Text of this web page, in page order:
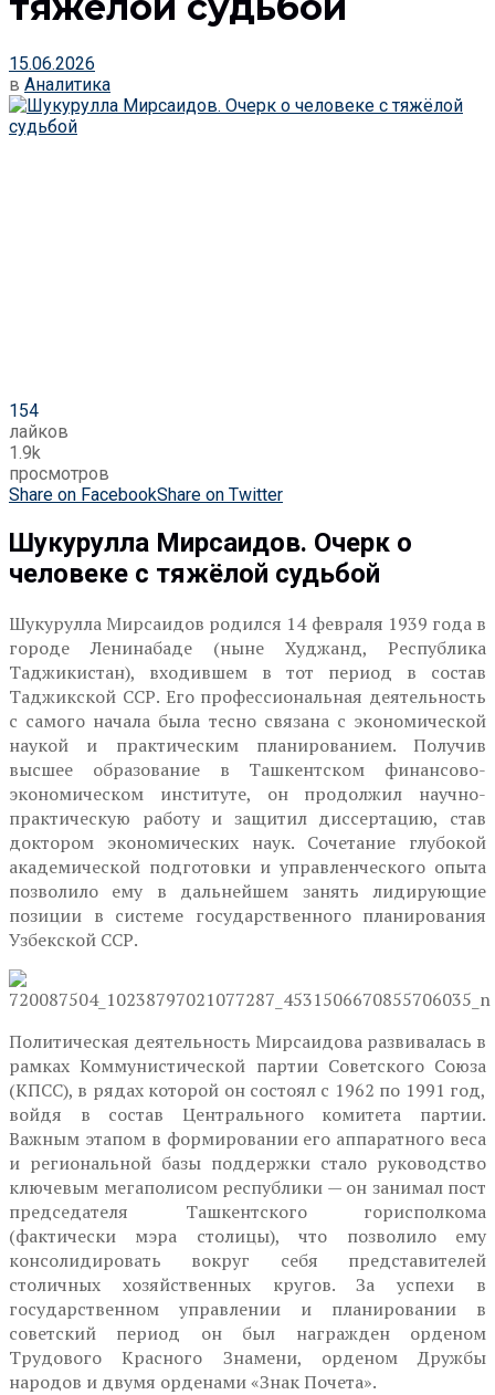
15.06.2026
в Аналитика
154
лайков
1.9k
просмотров
Share on FacebookShare on Twitter
Шукурулла Мирсаидов. Очерк о
человеке с тяжёлой судьбой
Шукурулла Мирсаидов родился 14 февраля 1939 года в
городе Ленинабаде (ныне Худжанд, Республика
Таджикистан), входившем в тот период в состав
Таджикской ССР. Его профессиональная деятельность
с самого начала была тесно связана с экономической
наукой и практическим планированием. Получив
высшее образование в Ташкентском финансово-
экономическом институте, он продолжил научно-
практическую работу и защитил диссертацию, став
доктором экономических наук. Сочетание глубокой
академической подготовки и управленческого опыта
позволило ему в дальнейшем занять лидирующие
позиции в системе государственного планирования
Узбекской ССР.
Политическая деятельность Мирсаидова развивалась в
рамках Коммунистической партии Советского Союза
(КПСС), в рядах которой он состоял с 1962 по 1991 год,
войдя в состав Центрального комитета партии.
Важным этапом в формировании его аппаратного веса
и региональной базы поддержки стало руководство
ключевым мегаполисом республики — он занимал пост
председателя Ташкентского горисполкома
(фактически мэра столицы), что позволило ему
консолидировать вокруг себя представителей
столичных хозяйственных кругов. За успехи в
государственном управлении и планировании в
советский период он был награжден орденом
Трудового Красного Знамени, орденом Дружбы
народов и двумя орденами «Знак Почета».